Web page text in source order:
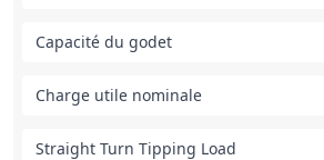
Capacité du godet
Charge utile nominale
Straight Turn Tipping Load